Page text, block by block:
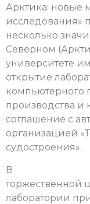
Арктика: новые
исследования»
несколько
Северном
университете
открытие
компьютерного
производства и
соглашение с
организацией
судостроения».
В
торжественной
лаборатории